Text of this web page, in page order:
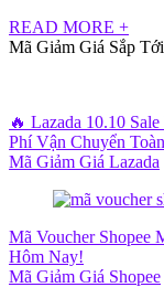
READ MORE +
Mã Giảm Giá Sắp Tới
🔥 Lazada 10.10
Phí Vận Chuyển
Mã Giảm Giá Lazada
Mã Voucher Shopee
Hôm Nay!
Mã Giảm Giá Shopee